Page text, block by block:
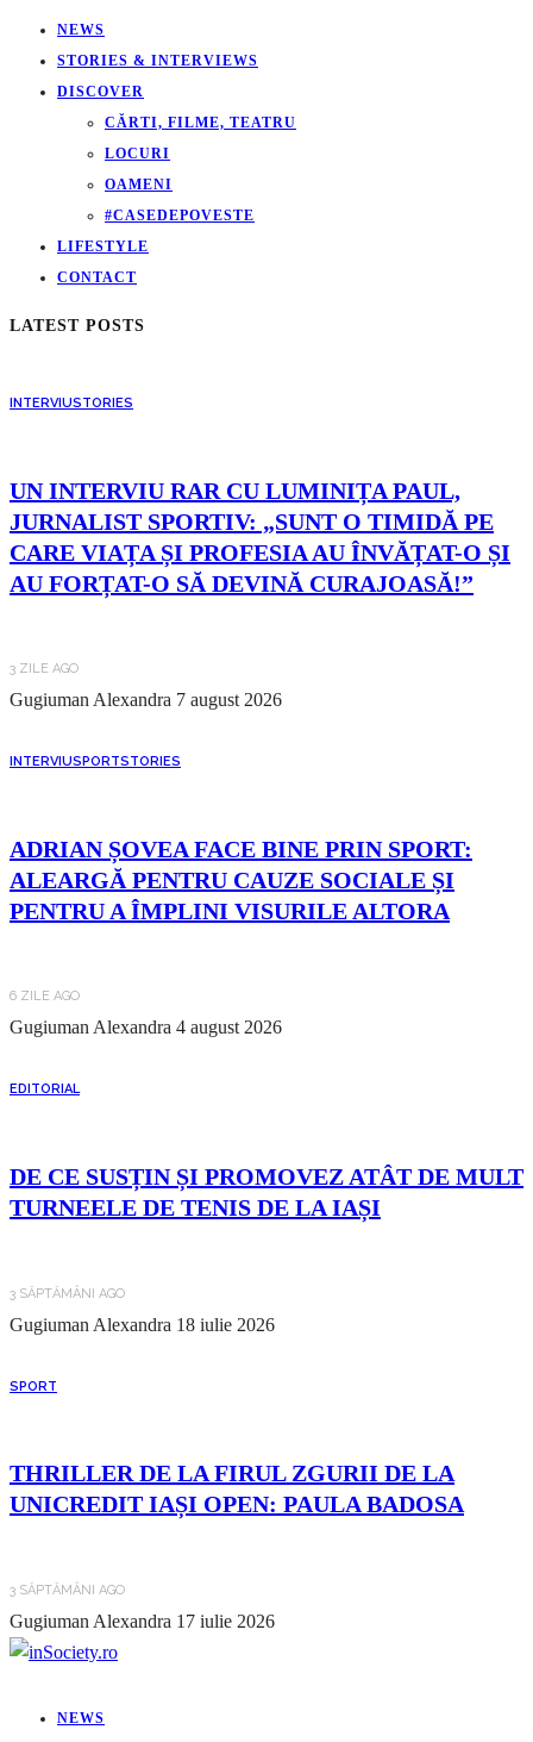
NEWS
STORIES & INTERVIEWS
DISCOVER
CĂRTI, FILME, TEATRU
LOCURI
OAMENI
#CASEDEPOVESTE
LIFESTYLE
CONTACT
LATEST POSTS
INTERVIUSTORIES
UN INTERVIU RAR CU LUMINIȚA PAUL,
JURNALIST SPORTIV: „SUNT O TIMIDĂ PE
CARE VIAȚA ȘI PROFESIA AU ÎNVĂȚAT-O ȘI
AU FORȚAT-O SĂ DEVINĂ CURAJOASĂ!”
3 ZILE AGO
Gugiuman Alexandra 7 august 2026
INTERVIUSPORTSTORIES
ADRIAN ȘOVEA FACE BINE PRIN SPORT:
ALEARGĂ PENTRU CAUZE SOCIALE ȘI
PENTRU A ÎMPLINI VISURILE ALTORA
6 ZILE AGO
Gugiuman Alexandra 4 august 2026
EDITORIAL
DE CE SUSȚIN ȘI PROMOVEZ ATÂT DE MULT
TURNEELE DE TENIS DE LA IAȘI
3 SĂPTĂMÂNI AGO
Gugiuman Alexandra 18 iulie 2026
SPORT
THRILLER DE LA FIRUL ZGURII DE LA
UNICREDIT IAȘI OPEN: PAULA BADOSA
3 SĂPTĂMÂNI AGO
Gugiuman Alexandra 17 iulie 2026
NEWS